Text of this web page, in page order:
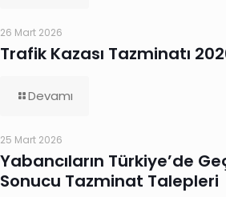
26 Mart 2026
Trafik Kazası Tazminatı
Devamı
25 Mart 2026
Yabancıların Türkiye’de
Sonucu Tazminat Talepleri